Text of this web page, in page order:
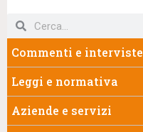
Commenti e interviste
Leggi e normativa
Aziende e servizi